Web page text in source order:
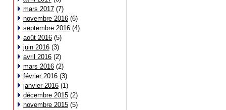
mars 2017 (7)
novembre 2016 (6)
septembre 2016 (4)
août 2016 (5)
juin 2016 (3)
avril 2016 (2)
mars 2016 (2)
février 2016 (3)
janvier 2016 (1)
décembre 2015 (2)
novembre 2015 (5)